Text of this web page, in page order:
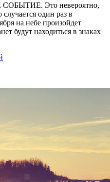
Это невероятно,
один раз в
на небе произойдет
будут находиться в знаках